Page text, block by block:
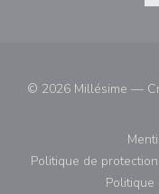
© 2026 Millésime —
Politique de
Politique